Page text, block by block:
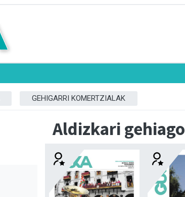
GEHIGARRI KOMERTZIALAK
Aldizkari gehiago